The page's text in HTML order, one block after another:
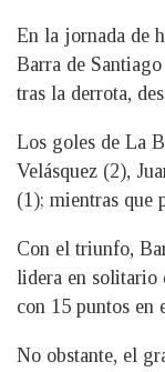
En la jornada de
Barra de
tras la derrota,
Los goles de La
Velásquez (2),
(1); mientras que
Con el triunfo,
lidera en solitario
con 15 puntos en
No obstante, el